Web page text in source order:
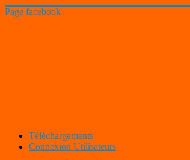
Page facebook
Téléchargements
Connexion Utilisateurs